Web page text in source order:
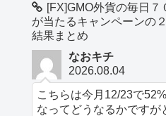
[FX]GMO外貨の毎日７
が当たるキャンペーンの
結果まとめ
なおキチ
2026.08.04
こちらは今月12/23で
なってどうなるかですが